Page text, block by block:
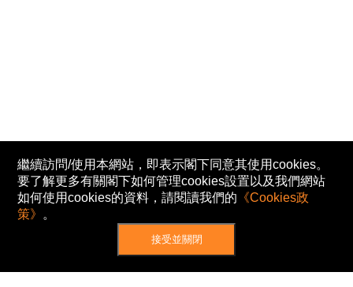
繼續訪問/使用本網站，即表示閣下同意其使用cookies。
要了解更多有關閣下如何管理cookies設置以及我們網站
如何使用cookies的資料，請閱讀我們的 《Cookies政
策》 。
接受並關閉